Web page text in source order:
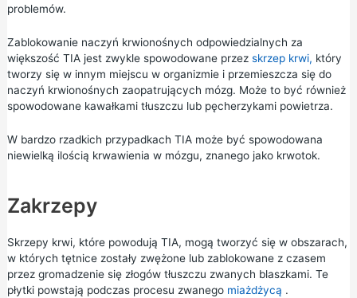
problemów.
Zablokowanie naczyń krwionośnych odpowiedzialnych za
większość TIA jest zwykle spowodowane przez skrzep krwi, który
tworzy się w innym miejscu w organizmie i przemieszcza się do
naczyń krwionośnych zaopatrujących mózg. Może to być również
spowodowane kawałkami tłuszczu lub pęcherzykami powietrza.
W bardzo rzadkich przypadkach TIA może być spowodowana
niewielką ilością krwawienia w mózgu, znanego jako krwotok.
Zakrzepy
Skrzepy krwi, które powodują TIA, mogą tworzyć się w obszarach,
w których tętnice zostały zwężone lub zablokowane z czasem
przez gromadzenie się złogów tłuszczu zwanych blaszkami. Te
płytki powstają podczas procesu zwanego miażdżycą .